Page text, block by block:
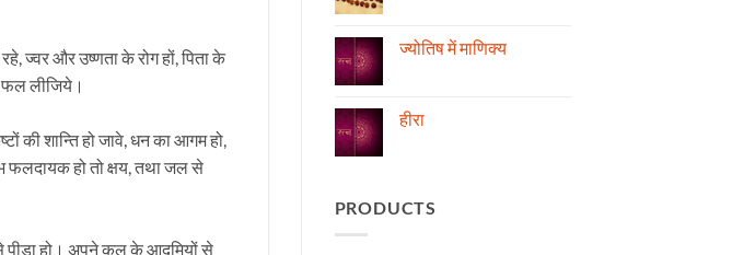
ज्वर और उष्णता के रोग हों, पिता के
फल लीजिये।
शान्ति हो जावे, धन का आगम हो,
फलदायक हो तो क्षय, तथा जल से
पीड़ा हो। अपने कुल के आदमियों से
विचार
रुद्राक्ष
की
ज्योतिष में माणिक्य
ज्योतिष
में
हीरा
PRODUCTS